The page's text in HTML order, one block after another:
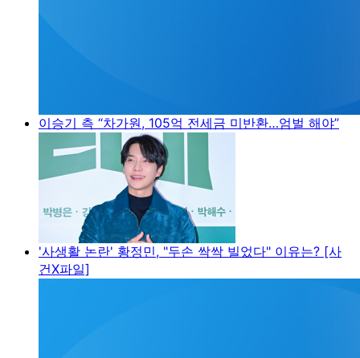
이승기 측 “차가원, 105억 전세금 미반환…엄벌 해야”
'사생활 논란' 황정민, "두손 싹싹 빌었다" 이유는? [사
건X파일]